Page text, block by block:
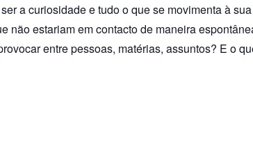
a curiosidade e tudo o que se movimenta à
não estariam em contacto de maneira
entre pessoas, matérias, assuntos? E o